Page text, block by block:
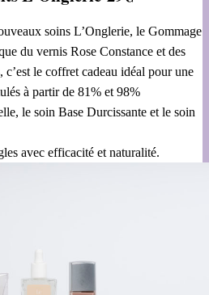
soins L’Onglerie, le Gommage
du vernis Rose Constance et des
c’est le coffret cadeau idéal pour une
à partir de 81% et 98%
le soin Base Durcissante et le soin
avec efficacité et naturalité.